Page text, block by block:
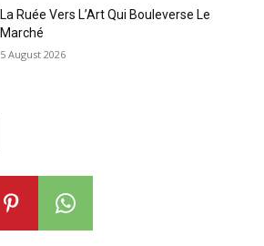
La Ruée Vers L’Art Qui Bouleverse Le
Marché
5 August 2026